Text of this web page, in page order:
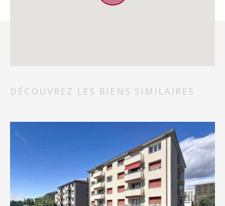
DÉCOUVREZ LES BIENS SIMILAIRES